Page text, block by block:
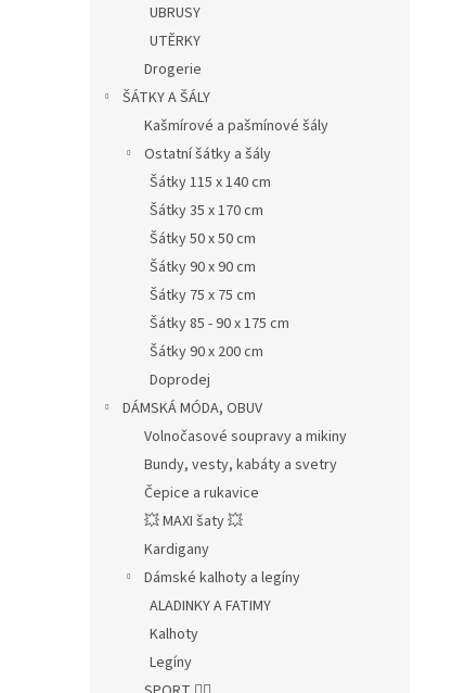
UBRUSY
UTĚRKY
Drogerie
ŠÁTKY A ŠÁLY
Kašmírové a pašmínové šály
Ostatní šátky a šály
Šátky 115 x 140 cm
Šátky 35 x 170 cm
Šátky 50 x 50 cm
Šátky 90 x 90 cm
Šátky 75 x 75 cm
Šátky 85 - 90 x 175 cm
Šátky 90 x 200 cm
Doprodej
DÁMSKÁ MÓDA, OBUV
Volnočasové soupravy a mikiny
Bundy, vesty, kabáty a svetry
Čepice a rukavice
💥 MAXI šaty 💥
Kardigany
Dámské kalhoty a legíny
ALADINKY A FATIMY
Kalhoty
Legíny